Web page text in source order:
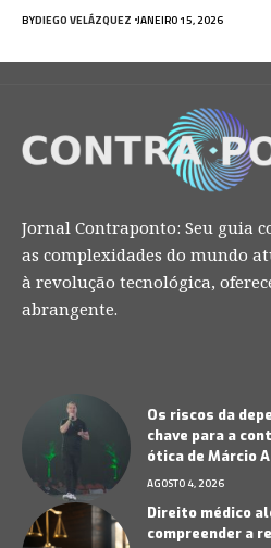
BYDIEGO VELÁZQUEZ JANEIRO 15, 2026
Jornal Contraponto: Seu guia
as complexidades do mundo
à revolução tecnológica,
abrangente.
Os riscos da
chave para a
ótica de Márcio
AGOSTO 4, 2026
Direito médico
compreender a